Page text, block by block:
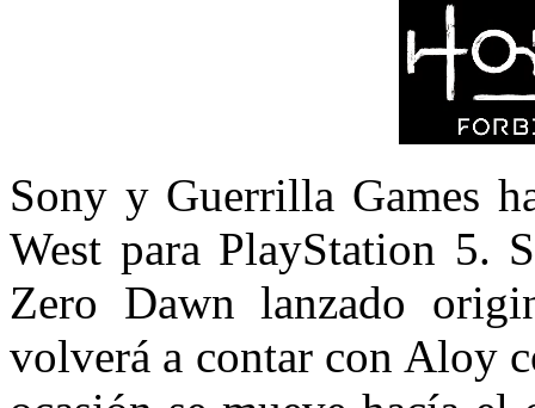
Sony y Guerrilla Games
West para PlayStation 5.
Zero Dawn lanzado
volverá a contar con Aloy